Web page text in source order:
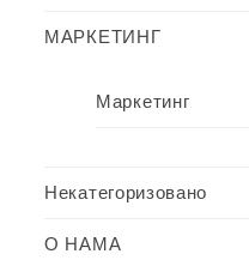
МАРКЕТИНГ
Маркетинг
Некатегоризовано
О НАМА